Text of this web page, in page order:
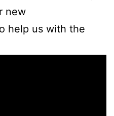
new
help us with the